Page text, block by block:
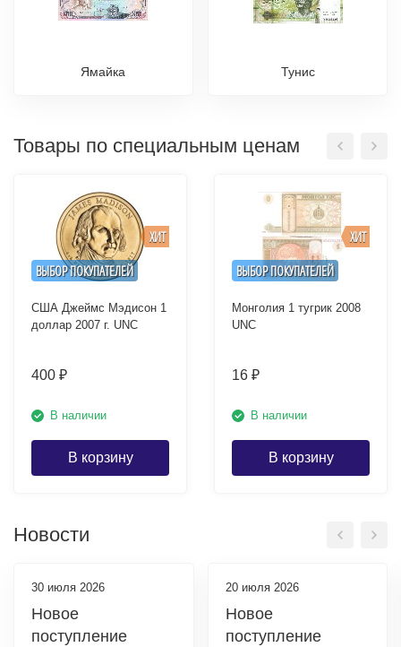
Ямайка Тунис
Товары по специальным ценам
ВЫБОР ПОКУПАТЕЛЕЙ
ХИТ
США Джеймс Мэдисон 1
доллар 2007 г. UNC
400 ₽
В наличии
В корзину
ВЫБОР ПОКУПАТЕЛЕЙ
ХИТ
Монголия 1 тугрик 2008
UNC
16 ₽
В наличии
В корзину
Новости
30 июля 2026
Новое
поступление
20 июля 2026
Новое
поступление